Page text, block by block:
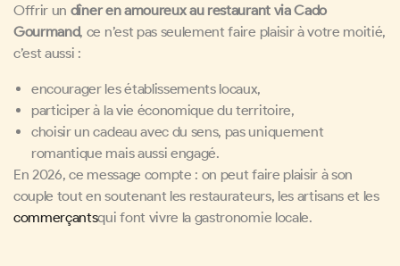
Offrir un dîner en amoureux au restaurant via Cado
Gourmand, ce n’est pas seulement faire plaisir à votre moitié,
c’est aussi :
encourager les établissements locaux,
participer à la vie économique du territoire,
choisir un cadeau avec du sens, pas uniquement
romantique mais aussi engagé.
En 2026, ce message compte : on peut faire plaisir à son
couple tout en soutenant les restaurateurs, les artisans et les
commerçantsqui font vivre la gastronomie locale.